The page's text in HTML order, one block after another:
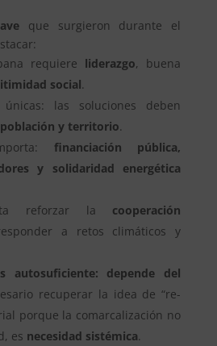
que surgieron durante el
requiere liderazgo, buena
social.
las soluciones deben
población y territorio.
financiación pública,
y solidaridad energética
reforzar la cooperación
a retos climáticos y
autosuficiente: depende del
recuperar la idea de “re-
porque la comarcalización no
es necesidad sistémica.